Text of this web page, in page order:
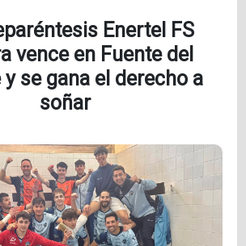
Enertel FS
vence en Fuente del
y se gana el derecho a
soñar